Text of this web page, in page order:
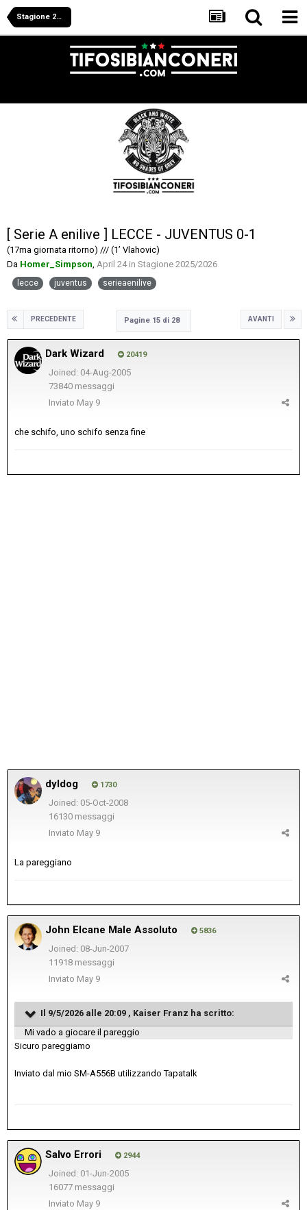
Stagione 2025/2026
[ Serie A enilive ] LECCE - JUVENTUS 0-1
(17ma giornata ritorno) /// (1’ Vlahovic)
Da Homer_Simpson, April 24in Stagione 2025/2026
lecce juventus serieaenilive
PRECEDENTE AVANTI
Pagine 15 di 28
Dark Wizard 20419
Joined: 04-Aug-2005
73840 messaggi
Inviato May 9
che schifo, uno schifo senza fine
dyldog 1730
Joined: 05-Oct-2008
16130 messaggi
Inviato May 9
La pareggiano
John Elcane Male Assoluto 5836
Joined: 08-Jun-2007
11918 messaggi
Inviato May 9
Il 9/5/2026 alle 20:09 , Kaiser Franz ha scritto:
Mi vado a giocare il pareggio
Sicuro pareggiamo
Inviato dal mio SM-A556B utilizzando Tapatalk
Salvo Errori 2944
Joined: 01-Jun-2005
16077 messaggi
Inviato May 9